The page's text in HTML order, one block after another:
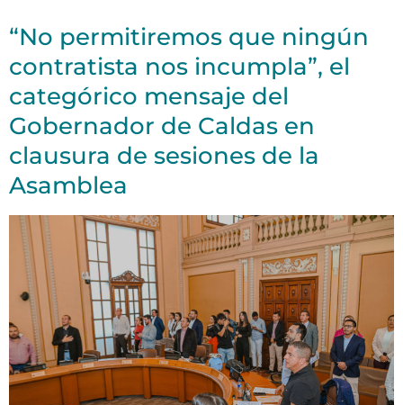
“No permitiremos que ningún
contratista nos incumpla”, el
categórico mensaje del
Gobernador de Caldas en
clausura de sesiones de la
Asamblea